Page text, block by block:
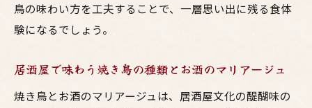
鳥の味わい方を工夫することで、一層思い出に残る食体
験になるでしょう。
居酒屋で味わう焼き鳥の種類とお酒のマリアージュ
焼き鳥とお酒のマリアージュは、居酒屋文化の醍醐味の